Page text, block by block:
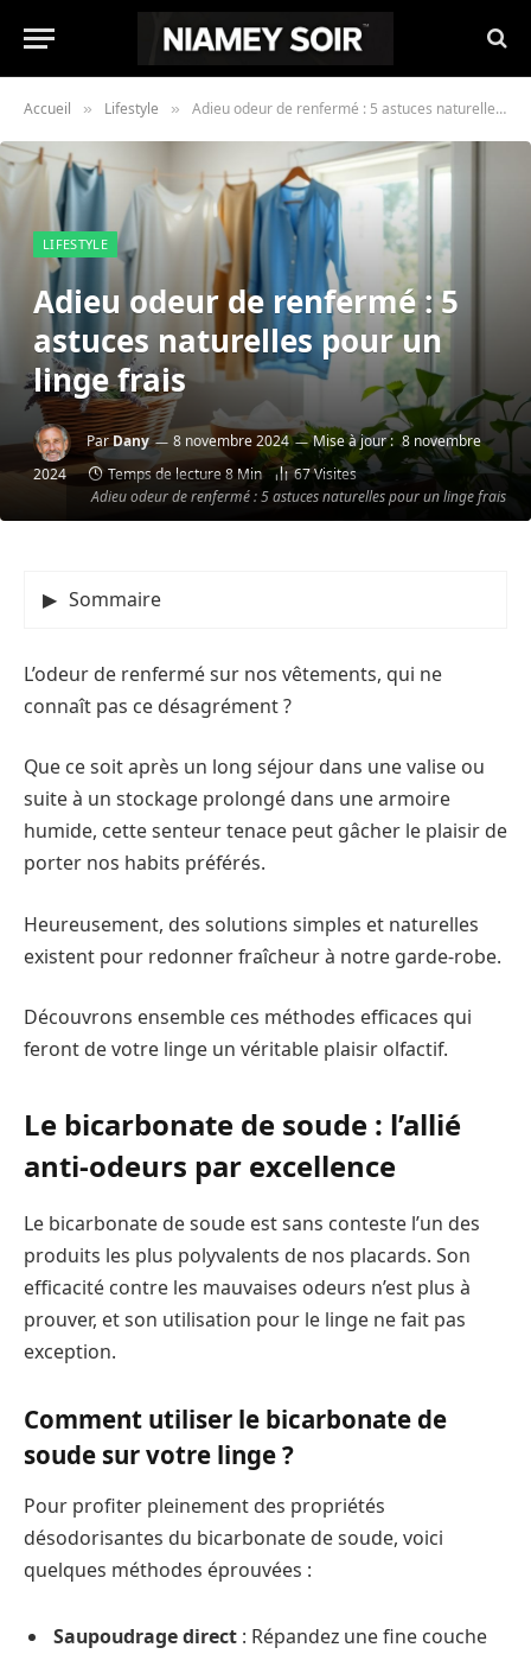
Accueil » Lifestyle » Adieu odeur de renfermé : 5 astuces naturelles pour un linge frais
Adieu odeur de renfermé : 5 astuces naturelles pour un linge frais
LIFESTYLE
Adieu odeur de renfermé : 5
astuces naturelles pour un
linge frais
ParDany 8 novembre 2024 Mise à jour : 8 novembre
2024
Temps de lecture 8 Min 67Visites
Sommaire
L’odeur de renfermé sur nos vêtements, qui ne
connaît pas ce désagrément ?
Que ce soit après un long séjour dans une valise ou
suite à un stockage prolongé dans une armoire
humide, cette senteur tenace peut gâcher le plaisir de
porter nos habits préférés.
Heureusement, des solutions simples et naturelles
existent pour redonner fraîcheur à notre garde-robe.
Découvrons ensemble ces méthodes efficaces qui
feront de votre linge un véritable plaisir olfactif.
Le bicarbonate de soude : l’allié
anti-odeurs par excellence
Le bicarbonate de soude est sans conteste l’un des
produits les plus polyvalents de nos placards. Son
efficacité contre les mauvaises odeurs n’est plus à
prouver, et son utilisation pour le linge ne fait pas
exception.
Comment utiliser le bicarbonate de
soude sur votre linge ?
Pour profiter pleinement des propriétés
désodorisantes du bicarbonate de soude, voici
quelques méthodes éprouvées :
Saupoudrage direct : Répandez une fine couche